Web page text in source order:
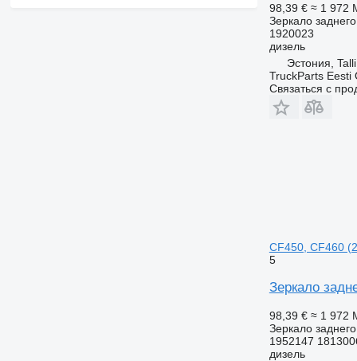
98,39 € ≈ 1 972
Зеркало
1920023
дизель
Эстония,
TruckParts Eesti
Связаться с
CF450, CF460
5
Зеркало
98,39 € ≈ 1 972
Зеркало
1952147
дизель